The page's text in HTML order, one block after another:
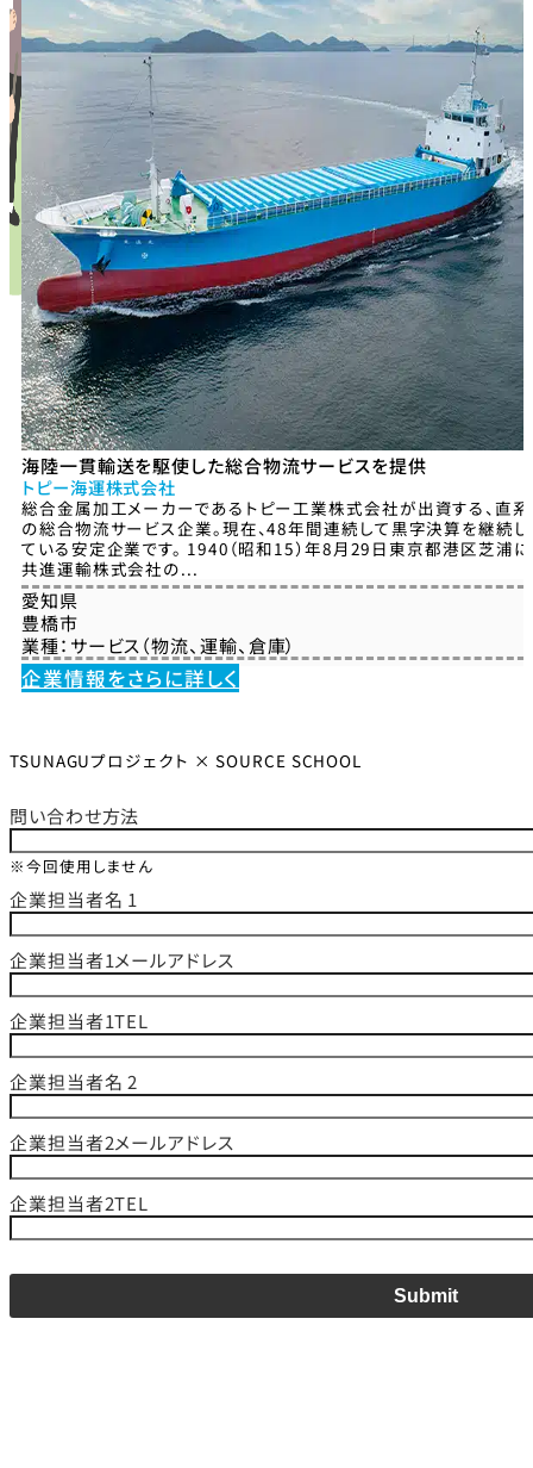
海陸一貫輸送を駆使した総合物流サービスを提供
トピー海運株式会社
総合金属加工メーカーであるトピー工業株式会社が出資する、直系
の総合物流サービス企業。現在、48年間連続して黒字決算を継続し
ている安定企業です。 1940（昭和15）年8月29日東京都港区芝浦に
共進運輸株式会社の...
愛知県
豊橋市
業種： サービス（物流、運輸、倉庫）
企業情報をさらに詳しく
TSUNAGUプロジェクト × SOURCE SCHOOL
問い合わせ方法
※今回使用しません
企業担当者名 1
企業担当者1メールアドレス
企業担当者1TEL
企業担当者名 2
企業担当者2メールアドレス
企業担当者2TEL
Submit